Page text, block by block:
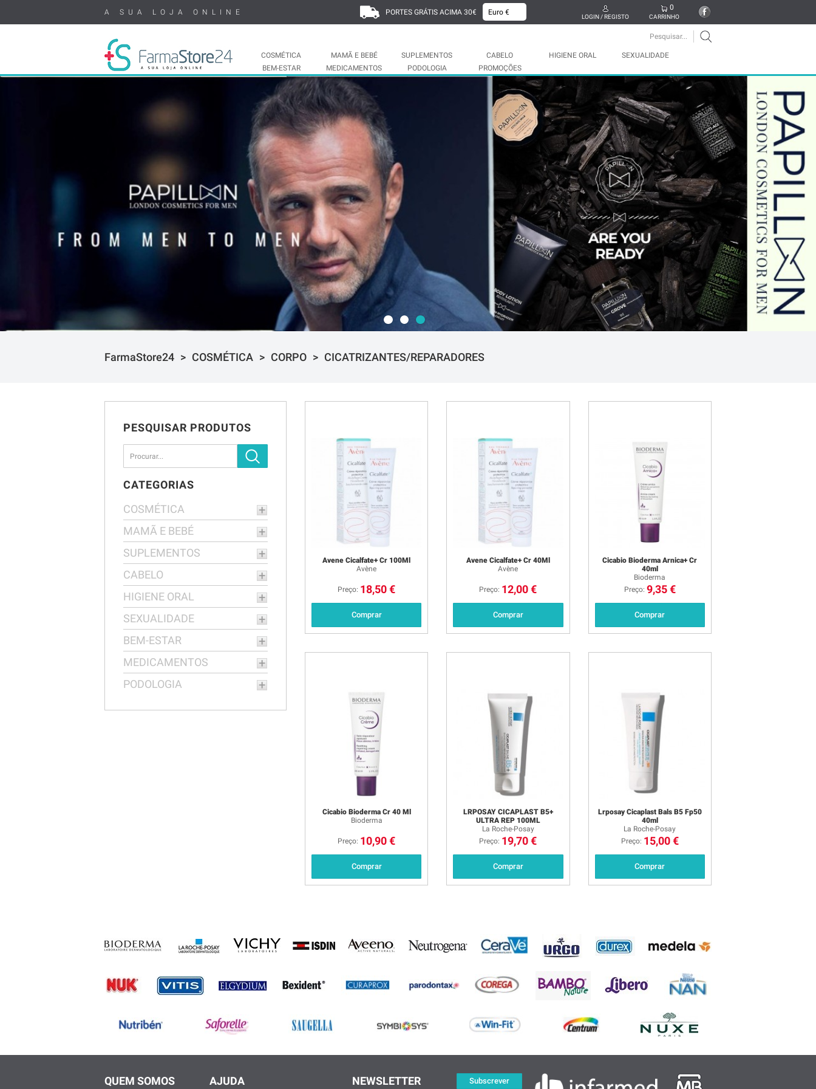
A SUA LOJA ONLINE PORTES GRÁTIS ACIMA 30€
LOGIN / REGISTO CARRINHO
0
COSMÉTICA MAMÃ E BEBÉ SUPLEMENTOS CABELO HIGIENE ORAL
SEXUALIDADE
BEM-ESTAR
MEDICAMENTOS PODOLOGIA PROMOÇÕES
FarmaStore24 COSMÉTICA CORPO CICATRIZANTES/REPARADORES
PESQUISAR PRODUTOS
CATEGORIAS
COSMÉTICA
MAMÃ E BEBÉ
SUPLEMENTOS
CABELO
HIGIENE ORAL
SEXUALIDADE
BEM-ESTAR
MEDICAMENTOS
PODOLOGIA
Avene Cicalfate+ Cr 100Ml
Avène
Preço: 18,50 €
Comprar
Avene Cicalfate+ Cr 40Ml
Avène
Preço: 12,00 €
Comprar
Cicabio Bioderma Arnica+ Cr
40ml
Bioderma
Preço: 9,35 €
Comprar
Cicabio Bioderma Cr 40 Ml
Bioderma
Preço: 10,90 €
Comprar
LRPOSAY CICAPLAST B5+
ULTRA REP 100ML
La Roche-Posay
Preço: 19,70 €
Comprar
Lrposay Cicaplast Bals B5 Fp50
40ml
La Roche-Posay
Preço: 15,00 €
Comprar
QUEM SOMOS AJUDA Subscrever
NEWSLETTER